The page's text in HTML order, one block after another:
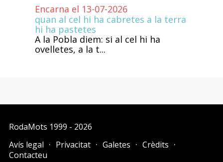
Encarna el 13-07-2026
quan al cel hi ha cabretes a la terra
hi ha pastetes
A la Pobla diem: si al cel hi ha
ovelletes, a la t...
RodaMots 1999 - 2026
Avís legal
Privacitat Galetes
Crèdits
Contacteu